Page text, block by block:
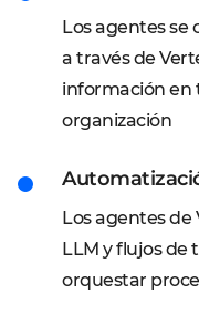
Los agentes se
a través de
información en
organización
Los agentes de
LLM y flujos de
orquestar